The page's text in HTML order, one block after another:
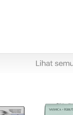
Manual